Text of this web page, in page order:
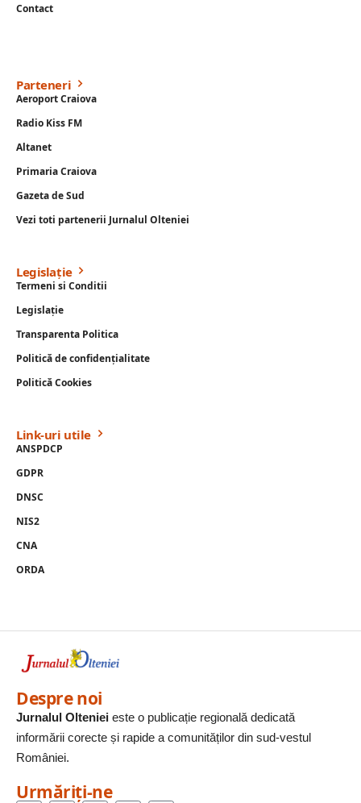
Contact
Parteneri
Aeroport Craiova
Radio Kiss FM
Altanet
Primaria Craiova
Gazeta de Sud
Vezi toti partenerii Jurnalul Olteniei
Legislație
Termeni si Conditii
Legislație
Transparenta Politica
Politică de confidențialitate
Politică Cookies
Link-uri utile
ANSPDCP
GDPR
DNSC
NIS2
CNA
ORDA
Despre noi
Jurnalul Olteniei este o publicație regională dedicată
informării corecte și rapide a comunităților din sud-vestul
României.
Urmăriți-ne